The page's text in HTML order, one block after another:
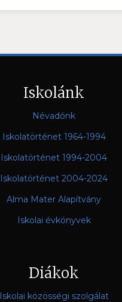
Iskolánk
Névadónk
Iskolatörténet 1964-1994
Iskolatörténet 1994-2004
Iskolatörténet 2004-2024
Alma Mater Alapítvány
Iskolai évkönyvek
Diákok
Iskolai közösségi szolgálat